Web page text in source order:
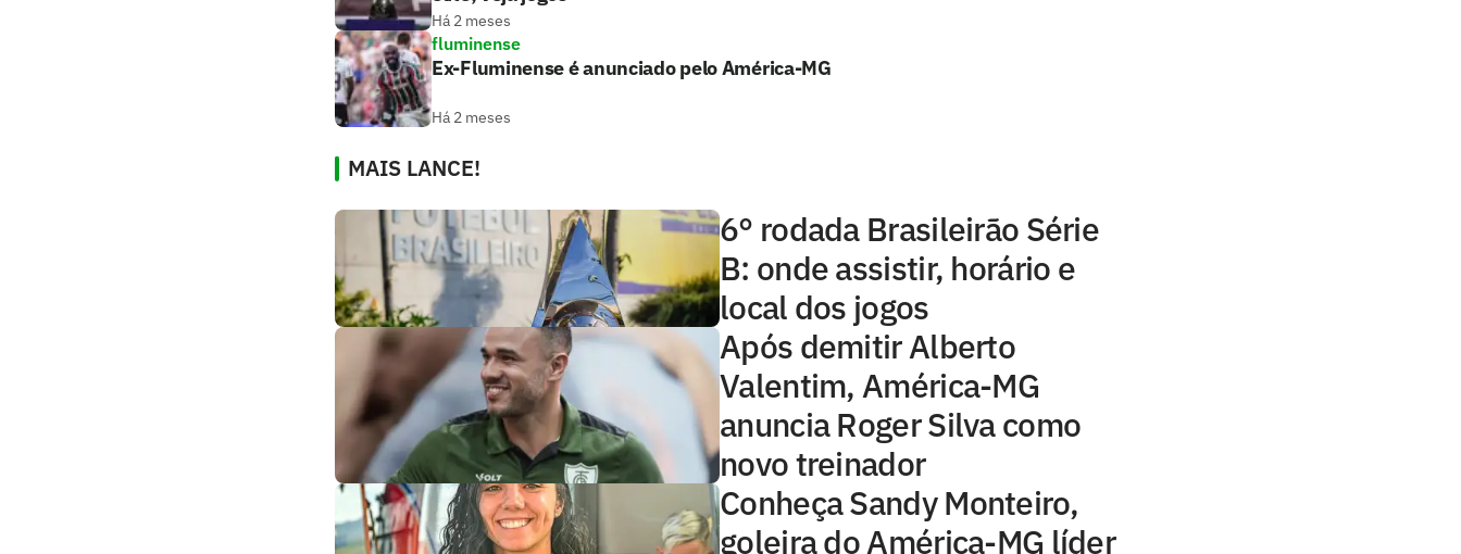
Há 2 meses
fluminense
Ex-Fluminense é anunciado pelo América-MG
Há 2 meses
MAIS LANCE!
6° rodada Brasileirão Série
B: onde assistir, horário e
local dos jogos
Após demitir Alberto
Valentim, América-MG
anuncia Roger Silva como
novo treinador
Conheça Sandy Monteiro,
goleira do América-MG líder